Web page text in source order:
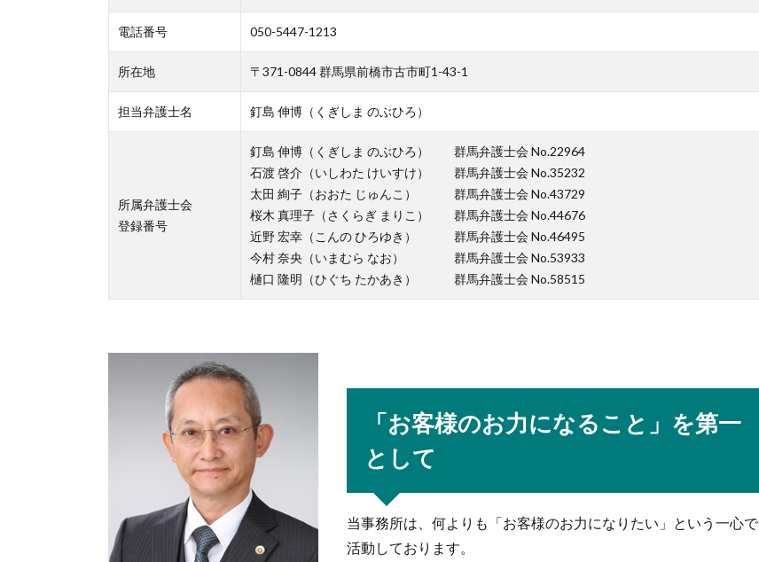
電話番号 050-5447-1213
所在地 〒371-0844 群馬県前橋市古市町1-43-1
担当弁護士名 釘島 伸博（くぎしま のぶひろ）
所属弁護士会
登録番号
釘島 伸博（くぎしま のぶひろ） 群馬弁護士会 No.22964
石渡 啓介（いしわた けいすけ） 群馬弁護士会 No.35232
太田 絢子（おおた じゅんこ） 群馬弁護士会 No.43729
桜木 真理子（さくらぎ まりこ） 群馬弁護士会 No.44676
近野 宏幸（こんの ひろゆき） 群馬弁護士会 No.46495
今村 奈央（いまむら なお） 群馬弁護士会 No.53933
樋口 隆明（ひぐち たかあき） 群馬弁護士会 No.58515
「お客様のお力になること」を第一
として
当事務所は、何よりも「お客様のお力になりたい」という一心で
活動しております。